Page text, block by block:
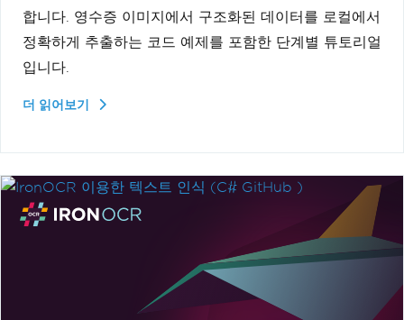
합니다. 영수증 이미지에서 구조화된 데이터를 로컬에서
정확하게 추출하는 코드 예제를 포함한 단계별 튜토리얼
입니다.
더 읽어보기